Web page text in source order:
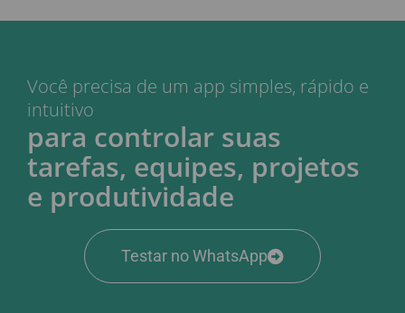
Testar no WhatsApp
Você precisa de um app simples, rápido e
intuitivo
para controlar suas
tarefas, equipes, projetos
e produtividade